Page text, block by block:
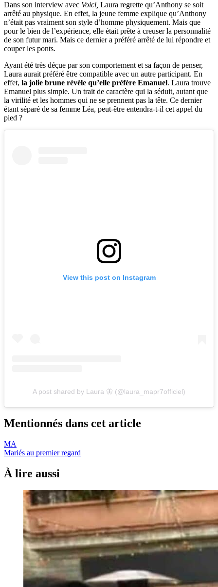
Dans son interview avec Voici, Laura regrette qu’Anthony se soit
arrêté au physique. En effet, la jeune femme explique qu’Anthony
n’était pas vraiment son style d’homme physiquement. Mais que
pour le bien de l’expérience, elle était prête à creuser la personnalité
de son futur mari. Mais ce dernier a préféré arrêté de lui répondre et
couper les ponts.
Ayant été très déçue par son comportement et sa façon de penser,
Laura aurait préféré être compatible avec un autre participant. En
effet, la jolie brune révèle qu’elle préfère Emanuel. Laura trouve
Emanuel plus simple. Un trait de caractère qui la séduit, autant que
la virilité et les hommes qui ne se prennent pas la tête. Ce dernier
étant séparé de sa femme Léa, peut-être entendra-t-il cet appel du
pied ?
View this post on Instagram
A post shared by Laura 🦋 (@laura_mapr7officiel)
Mentionnés dans cet article
MA
Mariés au premier regard
À lire aussi